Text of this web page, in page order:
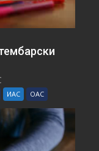
ИАС ОАС